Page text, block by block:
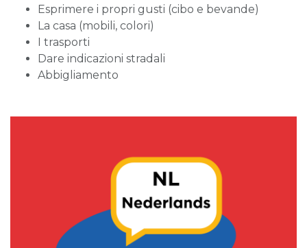
Esprimere i propri gusti (cibo e bevande)
La casa (mobili, colori)
I trasporti
Dare indicazioni stradali
Abbigliamento